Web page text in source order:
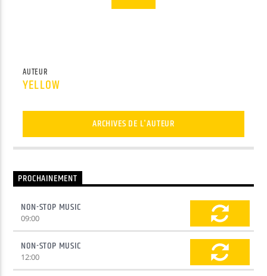
AUTEUR
YELLOW
ARCHIVES DE L'AUTEUR
PROCHAINEMENT
NON-STOP MUSIC
09:00
NON-STOP MUSIC
12:00